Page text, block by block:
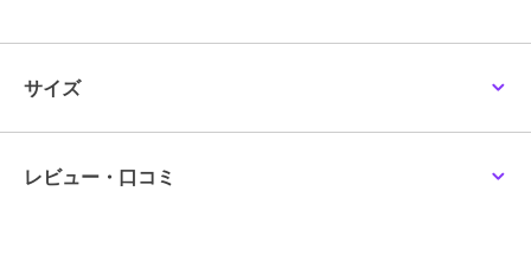
素材
ダイキャスト製
サイズ
レビュー・口コミ